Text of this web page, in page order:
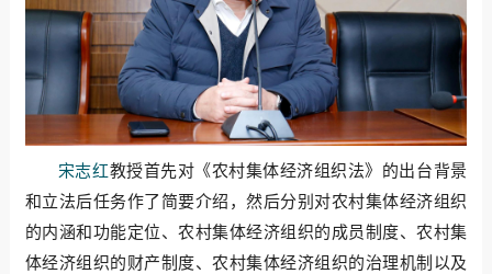
宋志红教授首先对《农村集体经济组织法》的出台背景
和立法后任务作了简要介绍，然后分别对农村集体经济组织
的内涵和功能定位、农村集体经济组织的成员制度、农村集
体经济组织的财产制度、农村集体经济组织的治理机制以及